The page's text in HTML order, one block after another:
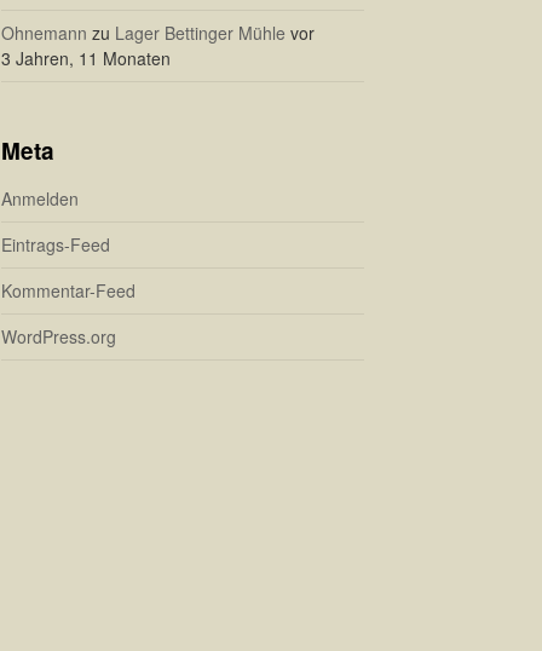
Ohnemann zu Lager Bettinger Mühle vor
3 Jahren, 11 Monaten
Meta
Anmelden
Eintrags-Feed
Kommentar-Feed
WordPress.org